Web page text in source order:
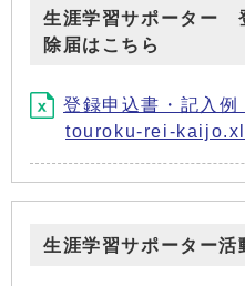
生涯学習サポーター
除届はこちら
登録申込書・記入例
touroku-rei-
生涯学習サポーター活